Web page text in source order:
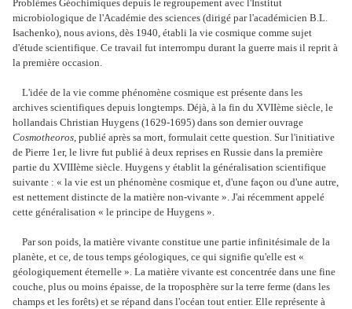
Problèmes Géochimiques depuis le regroupement avec l'Institut
microbiologique de l'Académie des sciences (dirigé par l'académicien B.L.
Isachenko), nous avions, dès 1940, établi la vie cosmique comme sujet
d'étude scientifique. Ce travail fut interrompu durant la guerre mais il reprit à
la première occasion.
L'idée de la vie comme phénomène cosmique est présente dans les
archives scientifiques depuis longtemps. Déjà, à la fin du XVIIème siècle, le
hollandais Christian Huygens (1629-1695) dans son dernier ouvrage
Cosmotheoros, publié après sa mort, formulait cette question. Sur l'initiative
de Pierre 1er, le livre fut publié à deux reprises en Russie dans la première
partie du XVIIIème siècle. Huygens y établit la généralisation scientifique
suivante : « la vie est un phénomène cosmique et, d'une façon ou d'une autre,
est nettement distincte de la matière non-vivante ». J'ai récemment appelé
cette généralisation « le principe de Huygens ».
Par son poids, la matière vivante constitue une partie infinitésimale de la
planète, et ce, de tous temps géologiques, ce qui signifie qu'elle est «
géologiquement éternelle ». La matière vivante est concentrée dans une fine
couche, plus ou moins épaisse, de la troposphère sur la terre ferme (dans les
champs et les forêts) et se répand dans l'océan tout entier. Elle représente à